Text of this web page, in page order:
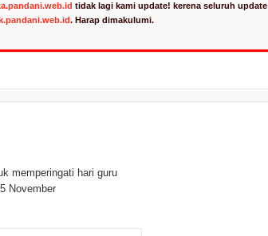
tidak lagi kami update! kerena seluruh update
. Harap dimakulumi.
memperingati hari guru
November